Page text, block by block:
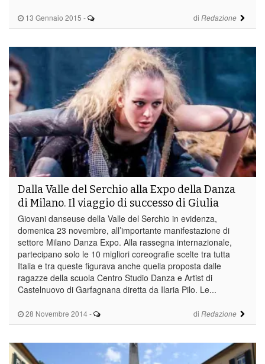
13 Gennaio 2015 - di Redazione
28 Novembre 2014 - di Redazione
Dalla Valle del Serchio alla Expo della Danza
di Milano. Il viaggio di successo di Giulia
Giovani danseuse della Valle del Serchio in evidenza,
domenica 23 novembre, all’importante manifestazione di
settore Milano Danza Expo. Alla rassegna internazionale,
partecipano solo le 10 migliori coreografie scelte tra tutta
Italia e tra queste figurava anche quella proposta dalle
ragazze della scuola Centro Studio Danza e Artist di
Castelnuovo di Garfagnana diretta da Ilaria Pilo. Le...